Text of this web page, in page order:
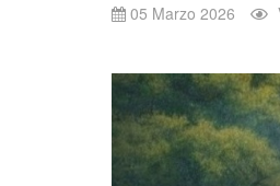
05 Marzo 2026